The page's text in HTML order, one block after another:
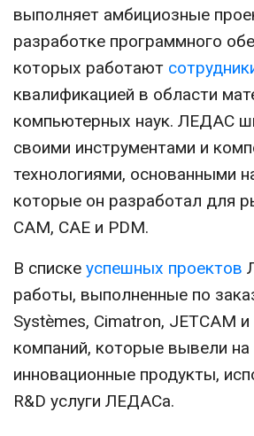
выполняет амбициозные
разработке программного
которых работают
квалификацией в области
компьютерных наук. ЛЕДАС
своими инструментами и
технологиями, основанными
которые он разработал для
CAM, CAE и PDM.
В списке успешных проектов
работы, выполненные по
Systѐmes, Cimatron, JETCAM и
компаний, которые вывели
инновационные продукты,
R&D услуги ЛЕДАСа.